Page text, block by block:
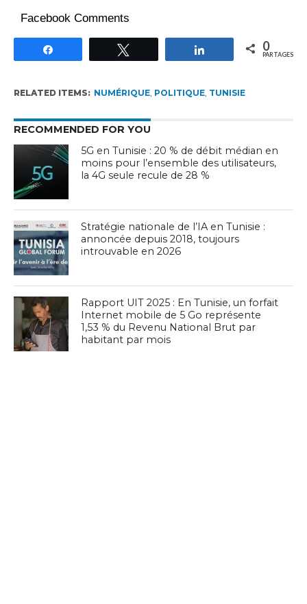
Facebook Comments
Partagez 0
PARTAGES
RELATED ITEMS: NUMÉRIQUE, POLITIQUE, TUNISIE
RECOMMENDED FOR YOU
5G en Tunisie : 20 % de débit médian en
moins pour l’ensemble des utilisateurs,
la 4G seule recule de 28 %
Stratégie nationale de l’IA en Tunisie :
annoncée depuis 2018, toujours
introuvable en 2026
Rapport UIT 2025 : En Tunisie, un forfait
Internet mobile de 5 Go représente
1,53 % du Revenu National Brut par
habitant par mois